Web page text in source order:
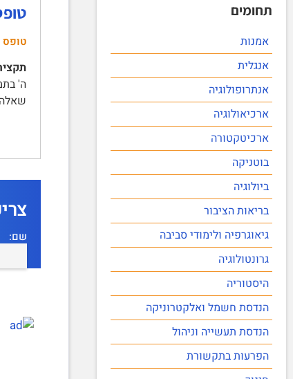
תחומים
אמנות
אנגלית
אנתרופולוגיה
ארכיאולוגיה
ארכיטקטורה
בוטניקה
ביולוגיה
בריאות הציבור
גיאוגרפיה ולימודי סביבה
גרונטולוגיה
היסטוריה
הנדסת חשמל ואלקטרוניקה
הנדסת תעשייה וניהול
הפרעות בתקשורת
טופס
טופס
שם: